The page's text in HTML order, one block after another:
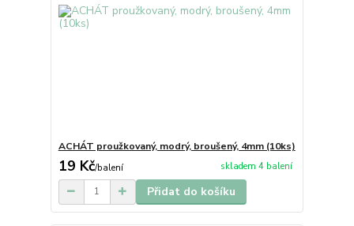
ACHÁT proužkovaný, modrý, broušený, 4mm (10ks)
19 Kč/balení skladem 4 balení
Přidat do košíku